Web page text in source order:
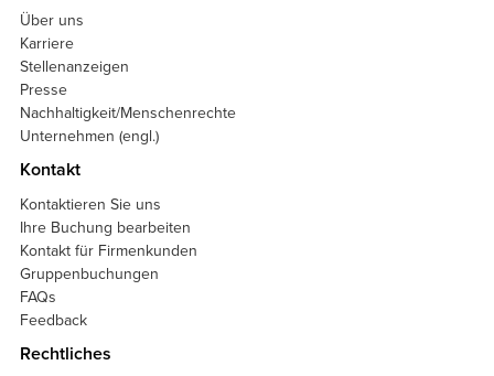
Über uns
Karriere
Stellenanzeigen
Presse
Nachhaltigkeit/Menschenrechte
Unternehmen (engl.)
Kontakt
Kontaktieren Sie uns
Ihre Buchung bearbeiten
Kontakt für Firmenkunden
Gruppenbuchungen
FAQs
Feedback
Rechtliches